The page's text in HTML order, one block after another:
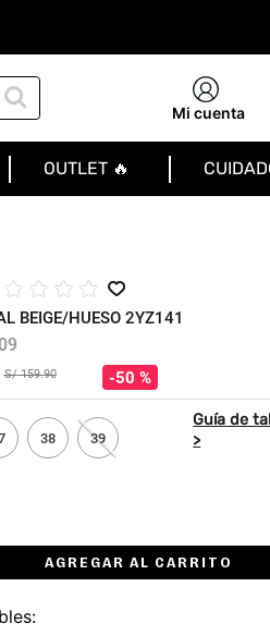
Mi cuenta
OUTLET 🔥
☆ ☆ ☆ ☆
BEIGE/HUESO 2YZ141
S/ 159.90 50 %
38 39
AGREGAR AL CARRITO